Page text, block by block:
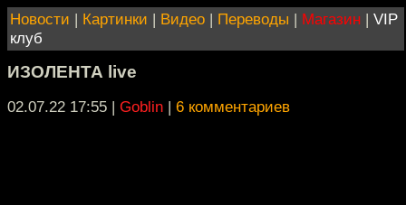
Новости | Картинки | Видео | Переводы | Магазин | VIP
клуб
ИЗОЛЕНТА live
02.07.22 17:55 | Goblin | 6 комментариев